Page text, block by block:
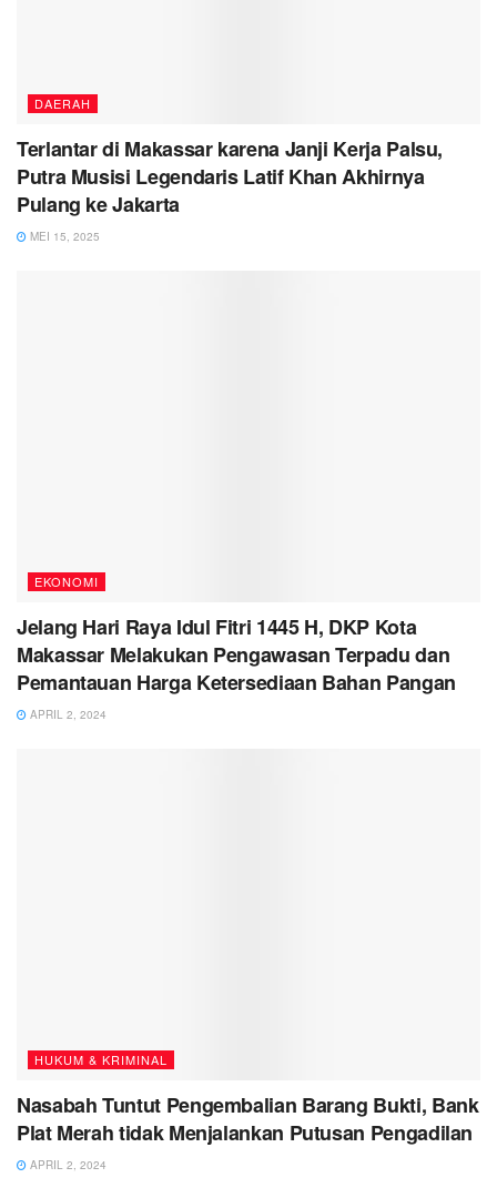
DAERAH
Terlantar di Makassar karena Janji Kerja Palsu,
Putra Musisi Legendaris Latif Khan Akhirnya
Pulang ke Jakarta
MEI 15, 2025
EKONOMI
Jelang Hari Raya Idul Fitri 1445 H, DKP Kota
Makassar Melakukan Pengawasan Terpadu dan
Pemantauan Harga Ketersediaan Bahan Pangan
APRIL 2, 2024
HUKUM & KRIMINAL
Nasabah Tuntut Pengembalian Barang Bukti, Bank
Plat Merah tidak Menjalankan Putusan Pengadilan
APRIL 2, 2024